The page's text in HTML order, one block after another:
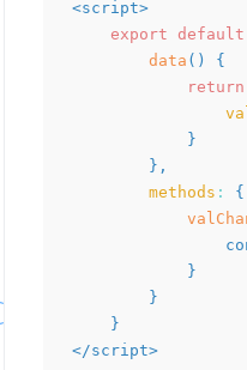
<script>
export default
data ( )
{
return
}
} ,
methods :
{
}
}
}
</script>